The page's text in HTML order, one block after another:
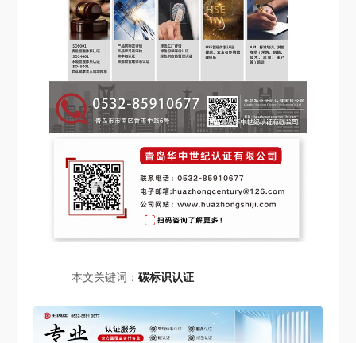
本文关键词：碳标识认证